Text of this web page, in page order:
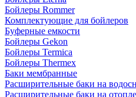
Бойлеры Rommer
Комплектующие для бойлеров
Буферные емкости
Бойлеры Gekon
Бойлеры Termica
Бойлеры Thermex
Баки мембранные
Расширительные баки на
Расширительные баки на